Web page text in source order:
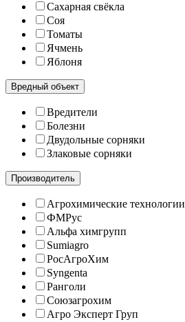
Сахарная свёкла
Соя
Томаты
Ячмень
Яблоня
Вредный объект
Вредители
Болезни
Двудольные сорняки
Злаковые сорняки
Производитель
Агрохимические технологии
ФМРус
Альфа химгрупп
Sumiagro
РосАгроХим
Syngenta
Ранголи
Союзагрохим
Агро Эксперт Груп